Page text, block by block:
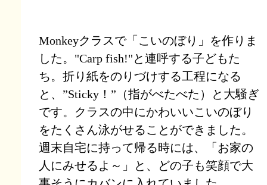
Monkeyクラスで「こいのぼり」を作りま
した。"Carp fish!"と連呼する子どもた
ち。折り紙をのりづけする工程になる
と、”Sticky！”（指がべたべた）と大騒ぎ
です。クラスの中にかわいいこいのぼり
をたくさん泳がせることができました。
週末自宅に持って帰る時には、「お家の
人にみせるよ～」と、どの子も笑顔で大